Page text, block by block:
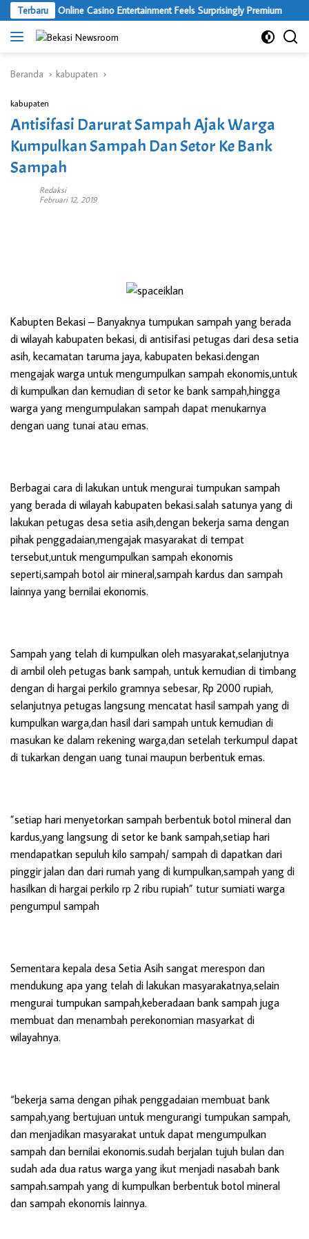
Langsung
ke
konten
Terbaru
Where Online Casino Entertainment Feels Surprisingly Premium
Beranda kabupaten
kabupaten
Antisifasi Darurat Sampah Ajak Warga
Kumpulkan Sampah Dan Setor Ke Bank
Sampah
Redaksi
Februari 12, 2019
Kabupten Bekasi – Banyaknya tumpukan sampah yang berada
di wilayah kabupaten bekasi, di antisifasi petugas dari desa setia
asih, kecamatan taruma jaya, kabupaten bekasi.dengan
mengajak warga untuk mengumpulkan sampah ekonomis,untuk
di kumpulkan dan kemudian di setor ke bank sampah,hingga
warga yang mengumpulakan sampah dapat menukarnya
dengan uang tunai atau emas.
Berbagai cara di lakukan untuk mengurai tumpukan sampah
yang berada di wilayah kabupaten bekasi.salah satunya yang di
lakukan petugas desa setia asih,dengan bekerja sama dengan
pihak penggadaian,mengajak masyarakat di tempat
tersebut,untuk mengumpulkan sampah ekonomis
seperti,sampah botol air mineral,sampah kardus dan sampah
lainnya yang bernilai ekonomis.
Sampah yang telah di kumpulkan oleh masyarakat,selanjutnya
di ambil oleh petugas bank sampah, untuk kemudian di timbang
dengan di hargai perkilo gramnya sebesar, Rp 2000 rupiah,
selanjutnya petugas langsung mencatat hasil sampah yang di
kumpulkan warga,dan hasil dari sampah untuk kemudian di
masukan ke dalam rekening warga,dan setelah terkumpul dapat
di tukarkan dengan uang tunai maupun berbentuk emas.
”setiap hari menyetorkan sampah berbentuk botol mineral dan
kardus,yang langsung di setor ke bank sampah,setiap hari
mendapatkan sepuluh kilo sampah/ sampah di dapatkan dari
pinggir jalan dan dari rumah yang di kumpulkan,sampah yang di
hasilkan di hargai perkilo rp 2 ribu rupiah” tutur sumiati warga
pengumpul sampah
Sementara kepala desa Setia Asih sangat merespon dan
mendukung apa yang telah di lakukan masyarakatnya,selain
mengurai tumpukan sampah,keberadaan bank sampah juga
membuat dan menambah perekonomian masyarkat di
wilayahnya.
“bekerja sama dengan pihak penggadaian membuat bank
sampah,yang bertujuan untuk mengurangi tumpukan sampah,
dan menjadikan masyarakat untuk dapat mengumpulkan
sampah dan bernilai ekonomis.sudah berjalan tujuh bulan dan
sudah ada dua ratus warga yang ikut menjadi nasabah bank
sampah.sampah yang di kumpulkan berbentuk botol mineral
dan sampah ekonomis lainnya.